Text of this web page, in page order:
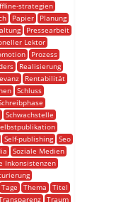
strategien
Papier
Planung
Pressearbeit
Lektor
Prozess
Realisierung
Rentabilität
Schluss
Schwachstelle
Self-publishing
Seo
Soziale Medien
Inkonsistenzen
Tage Thema
Titel
Traum